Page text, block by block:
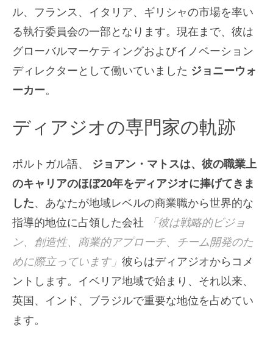
ル、フランス、イタリア、ギリシャの市場を率い
る執行委員会の一部となります。現在まで、彼は
グローバルマーケティングおよびイノベーション
ディレクターとして働いていました ジョニーウォ
ーカー。
ディアジオの専門家の軌跡
ポルトガル語、 ジョアン・マトスは、彼の職業上
のキャリアのほぼ20年をディアジオに捧げてきま
した、あなたが地域レベルの商業職から世界的な
指導的地位に占領した会社
「彼は戦略的ビジョ
ン、創造性、商業的アプローチ、チーム開発のた
めに際立っています」 彼らはディアジオからコメ
ントします。イベリア地域で始まり、それ以来、
英国、インド、ブラジルで重要な地位を占めてい
ます。